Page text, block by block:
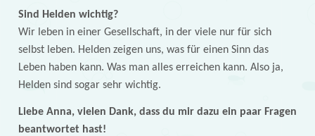
Sind Helden wichtig?
Wir leben in einer Gesellschaft, in der viele nur für sich
selbst leben. Helden zeigen uns, was für einen Sinn das
Leben haben kann. Was man alles erreichen kann. Also ja,
Helden sind sogar sehr wichtig.
Liebe Anna, vielen Dank, dass du mir dazu ein paar Fragen
beantwortet hast!